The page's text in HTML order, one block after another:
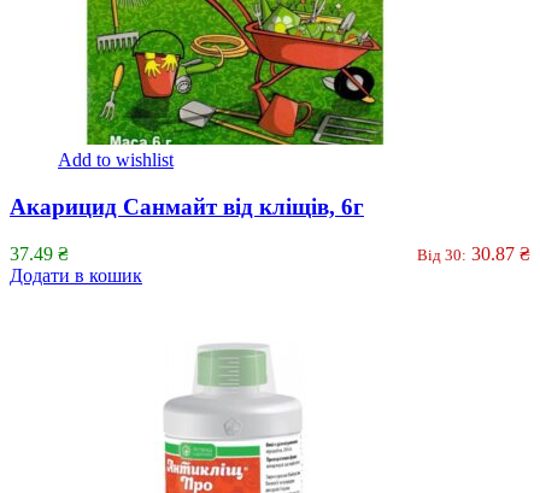
Add to wishlist
Акарицид Санмайт від кліщів, 6г
37.49 ₴ Від 30: 30.87 ₴
Додати в кошик